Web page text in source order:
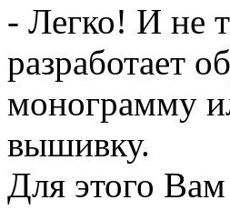
- Легко! И не
разработает
монограмму
вышивку.
Для этого